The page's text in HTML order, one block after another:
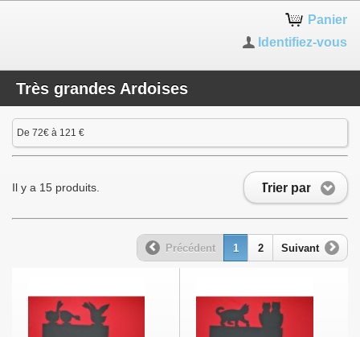
Panier
Identifiez-vous
Très grandes Ardoises
De 72€ à 121 €
Trier par
Il y a 15 produits.
Précédent 1 2 Suivant